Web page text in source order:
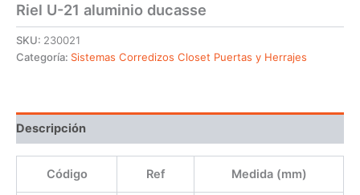
Riel U-21 aluminio ducasse
SKU: 230021
Categoría: Sistemas Corredizos Closet Puertas y Herrajes
Descripción
Código Ref Medida (mm)